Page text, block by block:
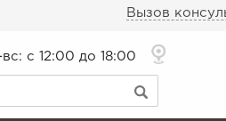
Вызов
с 12:00 до 18:00